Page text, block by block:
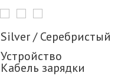
Silver / Серебристый
Устройство
Кабель зарядки